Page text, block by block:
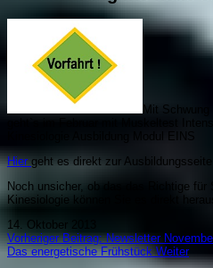
Mit
geht`s im Februar mit Muskeltest
Kinesiologie Ausbildung Modul EINS
Hier geht es direkt zur Ausbildungsseite
Noch unsicher, ob das das Richtige
Kinesiologie können Sie es direkt
14. Oktober 2013
Vorheriger Beitrag: Newsletter
Das energetische Frühstück Weiter